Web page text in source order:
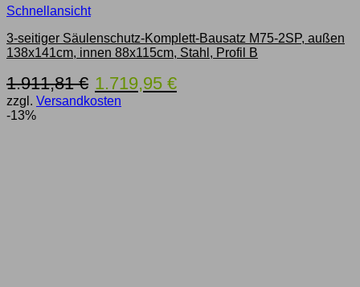
Schnellansicht
3-seitiger Säulenschutz-Komplett-Bausatz M75-2SP, außen
138x141cm, innen 88x115cm, Stahl, Profil B
1.911,81€ Ursprünglicher
Preis
war:
1.719,95 €Aktueller
Preis
zzgl. Versandkosten
-13%